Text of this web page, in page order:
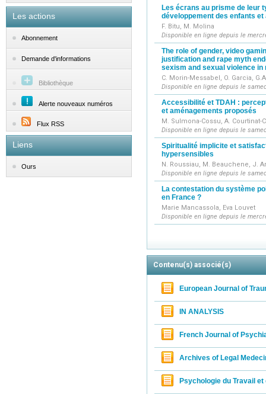
Les actions
Abonnement
Demande d'informations
Bibliothèque
Alerte nouveaux numéros
Flux RSS
Liens
Ours
langue
Plus
- des
- des
figures,
- des
La revue
-
(env.
d'éthique
données
concepts
Les écrans au prisme de leur
développement des enfants
F. Bitu, M. Molina
Disponible en ligne depuis le
The role of gender, video
justification and rape myth
sexism and sexual violence in
C. Morin-Messabel, O. Garcia,
Disponible en ligne depuis le
Accessibilité et TDAH :
et aménagements proposés
M. Sulmona-Cossu, A. Courtinat-
Disponible en ligne depuis le
Spiritualité implicite et
hypersensibles
N. Roussiau, M. Beauchene, J.
Disponible en ligne depuis le
La contestation du système
en France ?
Marie Mancassola, Eva Louvet
Disponible en ligne depuis le
Contenu(s) associé(s)
European Journal of
IN ANALYSIS
French Journal of
Archives of Legal
Psychologie du Travail